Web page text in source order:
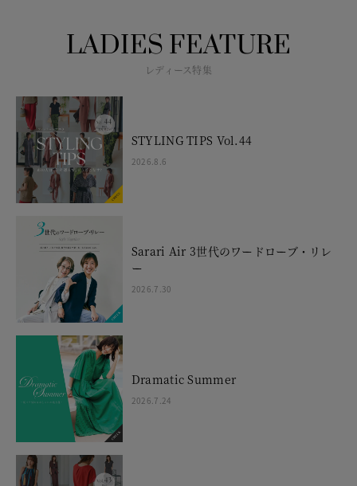
LADIES FEATURE
レディース特集
STYLING TIPS Vol.44
2026.8.6
Sarari Air 3世代のワードローブ・リレ
ー
2026.7.30
Dramatic Summer
2026.7.24